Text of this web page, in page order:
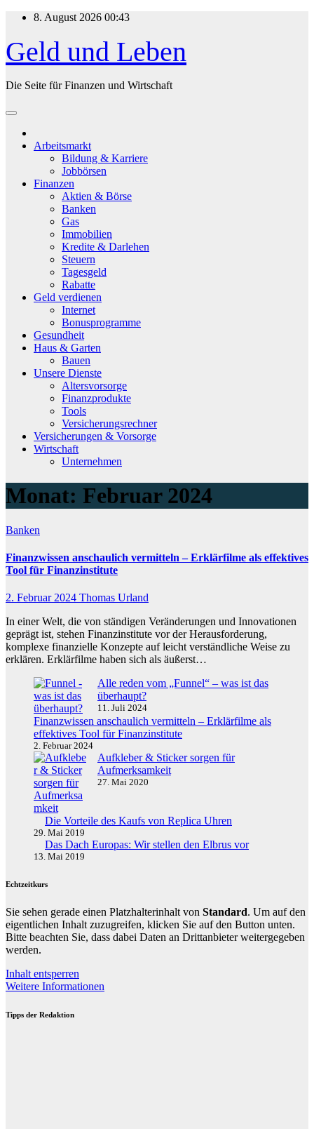
Zum
springen
8. August 2026 00:43
Geld und Leben
Die Seite für Finanzen und Wirtschaft
Arbeitsmarkt
Bildung & Karriere
Jobbörsen
Finanzen
Aktien & Börse
Banken
Gas
Immobilien
Kredite & Darlehen
Steuern
Tagesgeld
Rabatte
Geld verdienen
Internet
Bonusprogramme
Gesundheit
Haus & Garten
Bauen
Unsere Dienste
Altersvorsorge
Finanzprodukte
Tools
Versicherungsrechner
Versicherungen & Vorsorge
Wirtschaft
Unternehmen
Monat: Februar 2024
Banken
Finanzwissen anschaulich vermitteln – Erklärfilme als effektives
Tool für Finanzinstitute
2. Februar 2024 Thomas Urland
In einer Welt, die von ständigen Veränderungen und Innovationen
geprägt ist, stehen Finanzinstitute vor der Herausforderung,
komplexe finanzielle Konzepte auf leicht verständliche Weise zu
erklären. Erklärfilme haben sich als äußerst…
Alle reden vom „Funnel“ – was ist das
überhaupt?
11. Juli 2024
Finanzwissen anschaulich vermitteln – Erklärfilme als
effektives Tool für Finanzinstitute
2. Februar 2024
Aufkleber & Sticker sorgen für
Aufmerksamkeit
27. Mai 2020
Die Vorteile des Kaufs von Replica Uhren
29. Mai 2019
Das Dach Europas: Wir stellen den Elbrus vor
13. Mai 2019
Echtzeitkurs
Sie sehen gerade einen Platzhalterinhalt von Standard. Um auf den
eigentlichen Inhalt zuzugreifen, klicken Sie auf den Button unten.
Bitte beachten Sie, dass dabei Daten an Drittanbieter weitergegeben
werden.
Inhalt entsperren
Weitere Informationen
Tipps der Redaktion